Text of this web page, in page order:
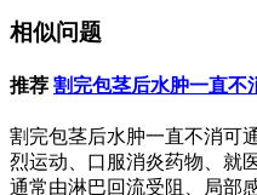
相似问题
推荐 割完包茎后水肿一直不
割完包茎后水肿一直不消可
烈运动、口服消炎药物、就
通常由淋巴回流受阻、局部